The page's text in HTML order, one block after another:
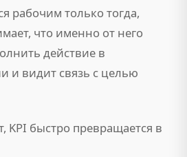
рабочим только тогда,
что именно от него
действие в
и видит связь с целью
KPI быстро превращается в